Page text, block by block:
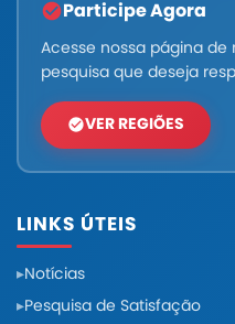
Participe Agora
Acesse nossa página de
pesquisa que deseja
VER REGIÕES
LINKS ÚTEIS
Notícias
Pesquisa de Satisfação